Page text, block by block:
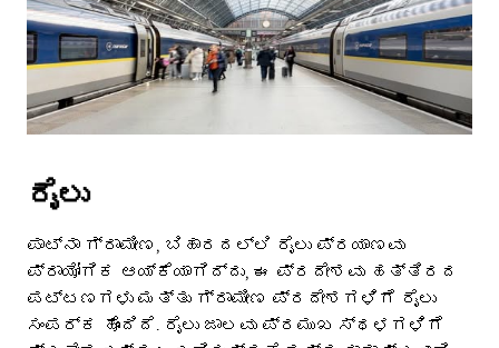
ರೈಲು
ಪಾಟ್ನಾ ಗ್ರಾಮೀಣ, ಬಿಹಾರದಲ್ಲಿ ರೈಲು ಪ್ರಯಾಣವು
ಪ್ರಾಯೋಗಿಕ ಆಯ್ಕೆಯಾಗಿದ್ದು, ಈ ಪ್ರದೇಶವು ಹತ್ತಿರದ
ಪಟ್ಟಣಗಳು ಮತ್ತು ಗ್ರಾಮೀಣ ಪ್ರದೇಶಗಳಿಗೆ ರೈಲು
ಸಂಪರ್ಕ ಹೊಂದಿದೆ. ರೈಲು ಜಾಲವು ಪ್ರಮುಖ ಸ್ಥಳಗಳಿಗೆ